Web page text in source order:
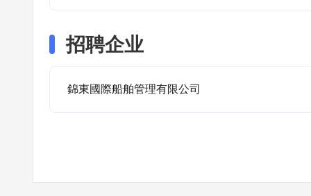
招聘企业
錦東國際船舶管理有限公司